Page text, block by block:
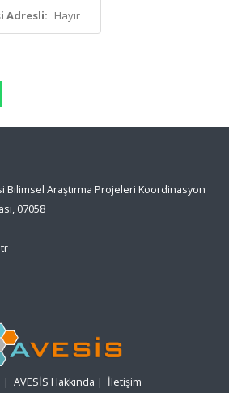
Adresli: Hayır
Bilimsel Araştırma Projeleri Koordinasyon
07058
| AVESİS Hakkında | İletişim